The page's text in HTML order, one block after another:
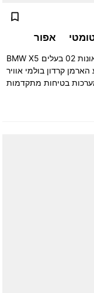
אפור
BMW X5 פלאג אין קניה בארץ חדש לחלוטין ללא תאונות 02 בעלים
קרדון בולמי אוויר